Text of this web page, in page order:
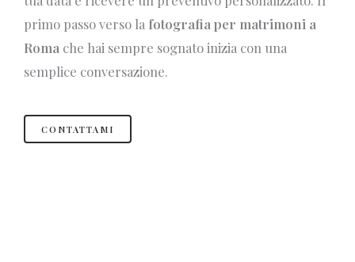
primo passo verso la fotografia per matrimoni a
Roma che hai sempre sognato inizia con una
semplice conversazione.
CONTATTAMI